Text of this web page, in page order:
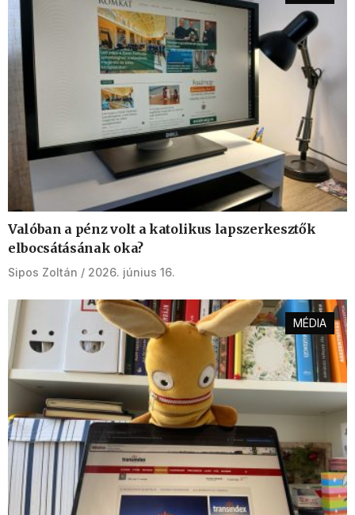
Valóban a pénz volt a katolikus lapszerkesztők
elbocsátásának oka?
Sipos Zoltán 2026. június 16.
MÉDIA